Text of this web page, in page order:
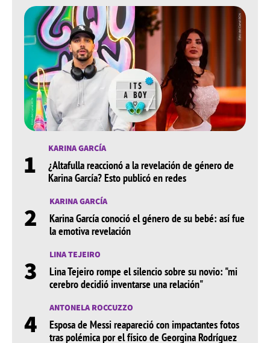
1 KARINA GARCÍA
¿Altafulla reaccionó a la revelación de género de
Karina García? Esto publicó en redes
2 KARINA GARCÍA
Karina García conoció el género de su bebé: así fue
la emotiva revelación
3 LINA TEJEIRO
Lina Tejeiro rompe el silencio sobre su novio: "mi
cerebro decidió inventarse una relación"
4 ANTONELA ROCCUZZO
Esposa de Messi reapareció con impactantes fotos
tras polémica por el físico de Georgina Rodríguez